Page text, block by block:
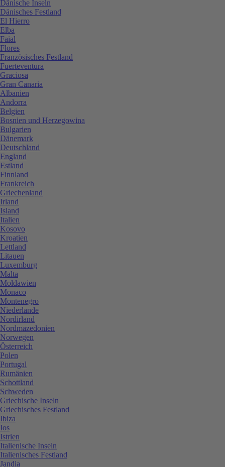
Dänische Inseln
Dänisches Festland
El Hierro
Elba
Faial
Flores
Französisches Festland
Fuerteventura
Graciosa
Gran Canaria
Albanien
Andorra
Belgien
Bosnien und Herzegowina
Bulgarien
Dänemark
Deutschland
England
Estland
Finnland
Frankreich
Griechenland
Irland
Island
Italien
Kosovo
Kroatien
Lettland
Litauen
Luxemburg
Malta
Moldawien
Monaco
Montenegro
Niederlande
Nordirland
Nordmazedonien
Norwegen
Österreich
Polen
Portugal
Rumänien
Schottland
Schweden
Griechische Inseln
Griechisches Festland
Ibiza
Ios
Istrien
Italienische Inseln
Italienisches Festland
Jandia